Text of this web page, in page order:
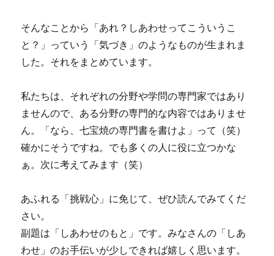
そんなことから「あれ？しあわせってこういうこ
と？」っていう「気づき」のようなものが生まれま
した。それをまとめています。
私たちは、それぞれの分野や学問の専門家ではあり
ませんので、ある分野の専門的な内容ではありませ
ん。「なら、七宝焼の専門書を書けよ」って（笑）
確かにそうですね。でも多くの人に役に立つかな
ぁ。次に考えてみます（笑）
あふれる「挑戦心」に免じて、ぜひ読んでみてくだ
さい。
副題は「しあわせのもと」です。みなさんの「しあ
わせ」のお手伝いが少しできれば嬉しく思います。